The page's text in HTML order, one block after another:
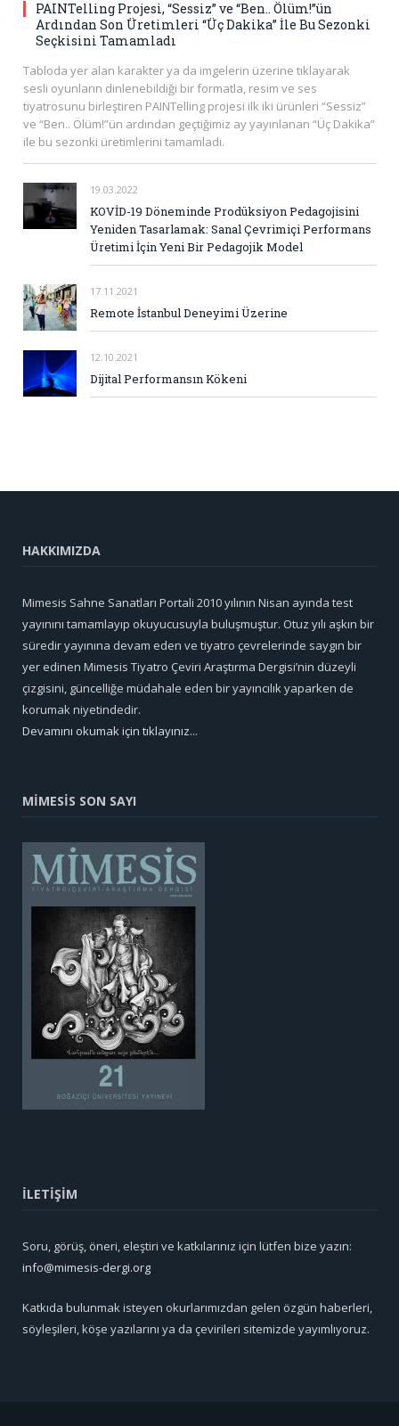
PAINTelling Projesi, “Sessiz” ve “Ben.. Ölüm!”ün
Ardından Son Üretimleri “Üç Dakika” İle Bu Sezonki
Seçkisini Tamamladı
Tabloda yer alan karakter ya da imgelerin üzerine tıklayarak
sesli oyunların dinlenebildiği bir formatla, resim ve ses
tiyatrosunu birleştiren PAINTelling projesi ilk iki ürünleri “Sessiz”
ve “Ben.. Ölüm!”ün ardından geçtiğimiz ay yayınlanan “Üç Dakika”
ile bu sezonki üretimlerini tamamladı.
19.03.2022
KOVİD-19 Döneminde Prodüksiyon Pedagojisini
Yeniden Tasarlamak: Sanal Çevrimiçi Performans
Üretimi İçin Yeni Bir Pedagojik Model
17.11.2021
Remote İstanbul Deneyimi Üzerine
12.10.2021
Dijital Performansın Kökeni
HAKKIMIZDA
Mimesis Sahne Sanatları Portali 2010 yılının Nisan ayında test
yayınını tamamlayıp okuyucusuyla buluşmuştur. Otuz yılı aşkın bir
süredir yayınına devam eden ve tiyatro çevrelerinde saygın bir
yer edinen Mimesis Tiyatro Çeviri Araştırma Dergisi’nin düzeyli
çizgisini, güncelliğe müdahale eden bir yayıncılık yaparken de
korumak niyetindedir.
Devamını okumak için tıklayınız...
MİMESİS SON SAYI
İLETİŞİM
Soru, görüş, öneri, eleştiri ve katkılarınız için lütfen bize yazın:
info@mimesis-dergi.org
Katkıda bulunmak isteyen okurlarımızdan gelen özgün haberleri,
söyleşileri, köşe yazılarını ya da çevirileri sitemizde yayımlıyoruz.